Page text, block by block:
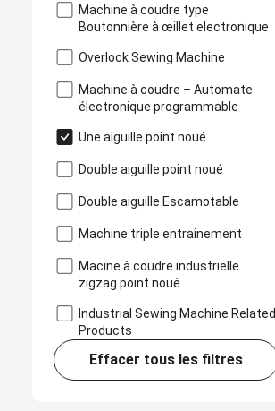
Machine à coudre type
Boutonnière à œillet electronique
Overlock Sewing Machine
Machine à coudre – Automate
électronique programmable
Une aiguille point noué
Double aiguille point noué
Double aiguille Escamotable
Machine triple entrainement
Macine à coudre industrielle
zigzag point noué
Industrial Sewing Machine Related
Products
Effacer tous les filtres